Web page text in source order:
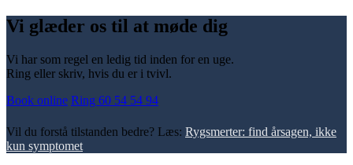
Vi glæder os til at møde dig
Vi har som regel en ledig tid inden for en uge.
Ring eller skriv, hvis du er i tvivl.
Book online Ring 60 54 54 94
Vil du forstå tilstanden bedre? Læs: Rygsmerter: find årsagen, ikke
kun symptomet